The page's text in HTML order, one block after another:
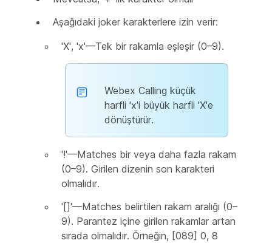
Aşağıdaki joker karakterlere izin verir:
'X', 'x'—Tek bir rakamla eşleşir (0–9).
Webex Calling küçük
harfli 'x'i büyük harfli 'X'e
dönüştürür.
'!'—Matches bir veya daha fazla rakam
(0–9). Girilen dizenin son karakteri
olmalıdır.
'[]'—Matches belirtilen rakam aralığı (0–
9). Parantez içine girilen rakamlar artan
sırada olmalıdır. Örneğin, [089] 0, 8